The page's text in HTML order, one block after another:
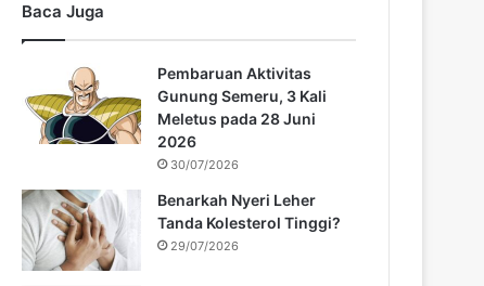
Baca Juga
Pembaruan Aktivitas
Gunung Semeru, 3 Kali
Meletus pada 28 Juni
2026
30/07/2026
Benarkah Nyeri Leher
Tanda Kolesterol Tinggi?
29/07/2026